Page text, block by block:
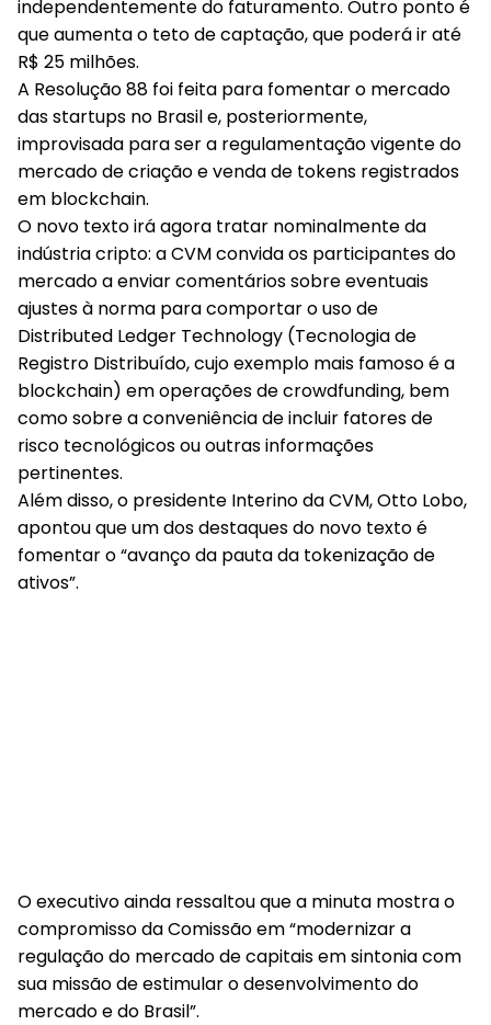
independentemente do faturamento. Outro ponto é
que aumenta o teto de captação, que poderá ir até
R$ 25 milhões.
A Resolução 88 foi feita para fomentar o mercado
das startups no Brasil e, posteriormente,
improvisada para ser a regulamentação vigente do
mercado de criação e venda de tokens registrados
em blockchain.
O novo texto irá agora tratar nominalmente da
indústria cripto: a CVM convida os participantes do
mercado a enviar comentários sobre eventuais
ajustes à norma para comportar o uso de
Distributed Ledger Technology (Tecnologia de
Registro Distribuído, cujo exemplo mais famoso é a
blockchain) em operações de crowdfunding, bem
como sobre a conveniência de incluir fatores de
risco tecnológicos ou outras informações
pertinentes.
Além disso, o presidente Interino da CVM, Otto Lobo,
apontou que um dos destaques do novo texto é
fomentar o “avanço da pauta da tokenização de
ativos”.
O executivo ainda ressaltou que a minuta mostra o
compromisso da Comissão em “modernizar a
regulação do mercado de capitais em sintonia com
sua missão de estimular o desenvolvimento do
mercado e do Brasil”.